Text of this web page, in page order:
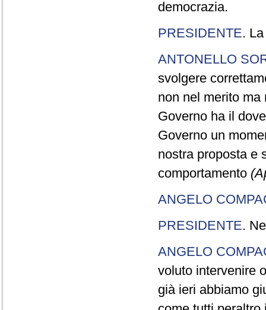
democrazia.
PRESIDENTE.
ANTONELLO
svolgere
non nel merito
Governo ha il
Governo un
nostra proposta e
comportamento
ANGELO
PRESIDENTE.
ANGELO
voluto intervenire
già ieri abbiamo